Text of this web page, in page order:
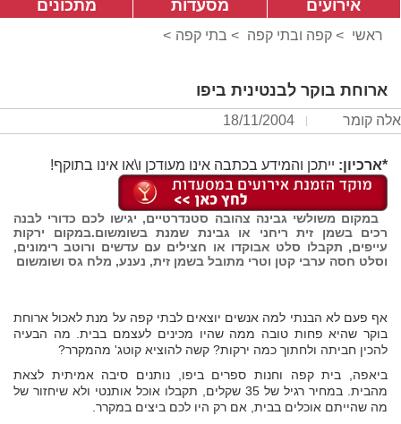
אירועים מסעדות מתכונים
ראשי > קפה ובתי קפה > בתי קפה >
ארוחת בוקר לבנטינית ביפו
אלה קומר 18/11/2004
*ארכיון: ייתכן והמידע בכתבה אינו מעודכן ו\או אינו בתוקף!
במקום משולשי גבינה צהובה סטנדרטיים, יגישו לכם כדורי לבנה
רכים בשמן זית ריחני או גבינת שמנת בשומשום.במקום ירקות
עייפים, תקבלו סלט אבוקדו או חצילים עם עדשים ורוטב רימונים,
וסלט חסה ערבי קטן וטרי מתובל בשמן זית, נענע, מלח גס ושומשום
אף פעם לא הבנתי למה אנשים יוצאים לבתי קפה על מנת לאכול ארוחת
בוקר שהיא פחות טובה ממה שהיו מכינים לעצמם בבית. מה הבעיה
להכין חביתה ולחתוך כמה ירקות? קשה להוציא קוטג' מהמקרר?
ביאפה, בית קפה וחנות ספרים ביפו, נותנים סיבה אמיתית לצאת
מהבית. במחיר רגיל של 35 שקלים, תקבלו אוכל אותנטי ולא שיחזור של
מה שהייתם אוכלים בבית, אם רק היו לכם ביצים במקרר.